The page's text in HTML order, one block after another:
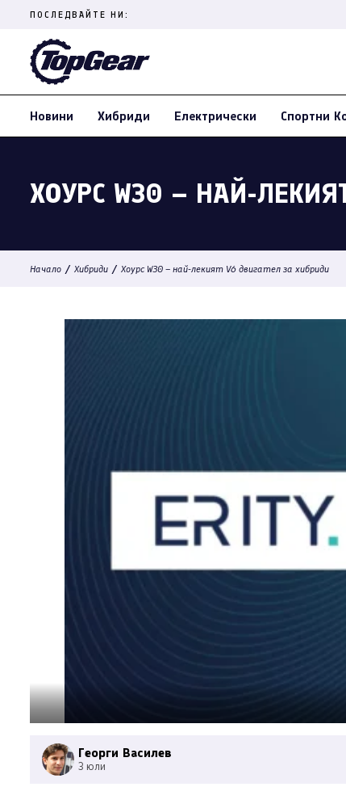
content
(Press
ПОСЛЕДВАЙТЕ НИ:
Новини Хибриди Електрически Спортни
ХОУРС W30 – НАЙ-
Начало / Хибриди / Хоурс W30 – най-лекият V6 двигател за хибриди
Георги Василев
3 юли